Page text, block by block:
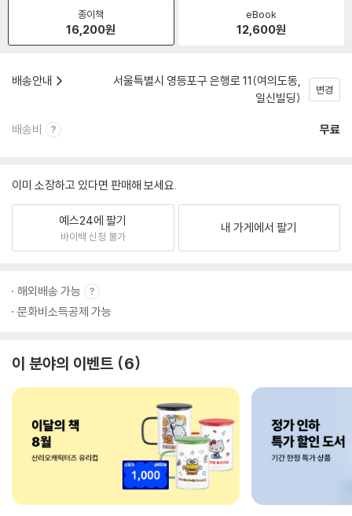
종이책
16,200원
eBook
12,600원
배송안내
서울특별시 영등포구 은행로 11(여의도동,
일신빌딩)
변경
배송비 무료
이미 소장하고 있다면 판매해 보세요.
예스24에 팔기
바이백 신청 불가
내 가게에서 팔기
해외배송 가능
문화비소득공제 가능
이 분야의 이벤트 6